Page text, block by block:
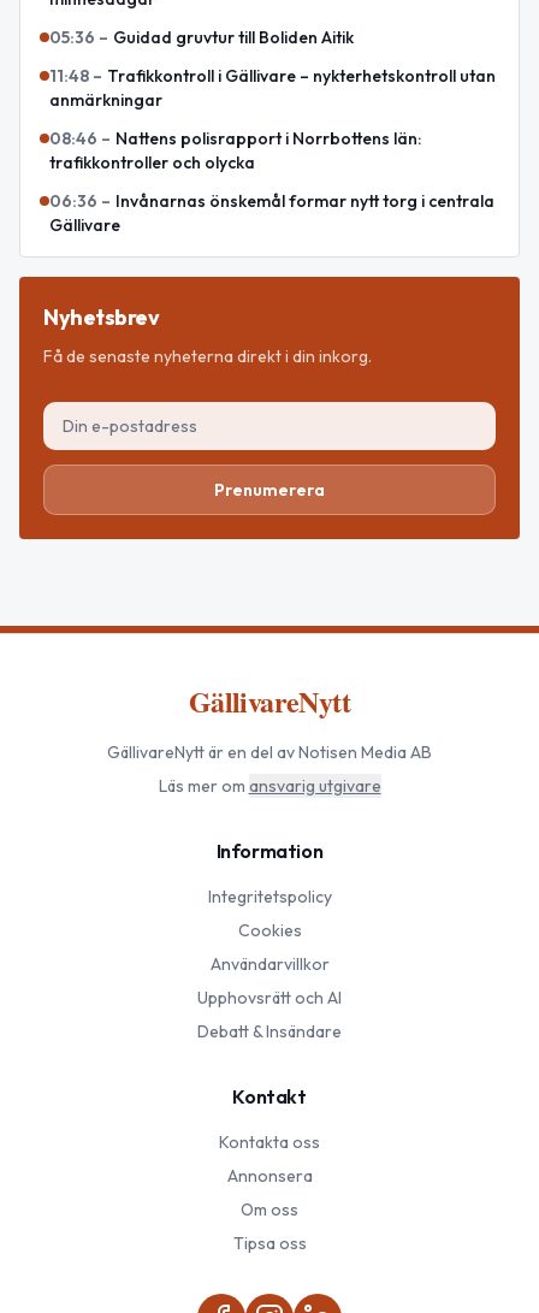
05:36 – Guidad gruvtur till Boliden Aitik
11:48 – Trafikkontroll i Gällivare – nykterhetskontroll utan
anmärkningar
08:46 – Nattens polisrapport i Norrbottens län:
trafikkontroller och olycka
06:36 – Invånarnas önskemål formar nytt torg i centrala
Gällivare
Nyhetsbrev
Få de senaste nyheterna direkt i din inkorg.
Prenumerera
GällivareNytt
GällivareNyttär en del av Notisen Media AB
Läs mer om ansvarig utgivare
Information
Integritetspolicy
Cookies
Användarvillkor
Upphovsrätt och AI
Debatt & Insändare
Kontakt
Kontakta oss
Annonsera
Om oss
Tipsa oss